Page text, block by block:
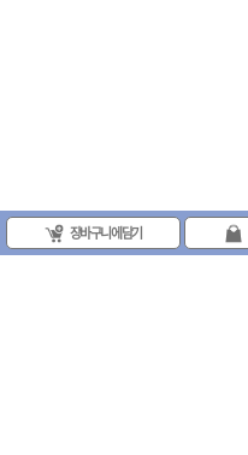
- 정글칼
- 전정톱
장바구니에 담기